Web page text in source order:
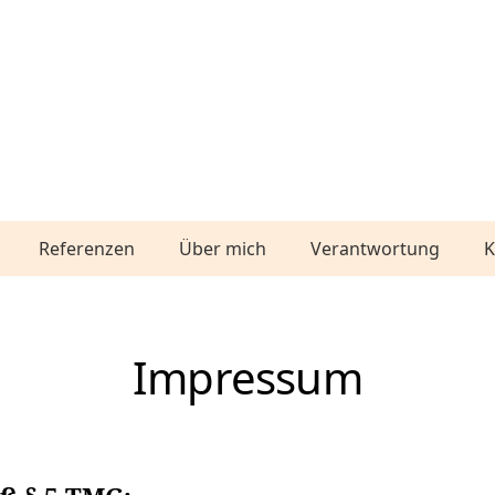
Referenzen Über mich Verantwortung
Impressum